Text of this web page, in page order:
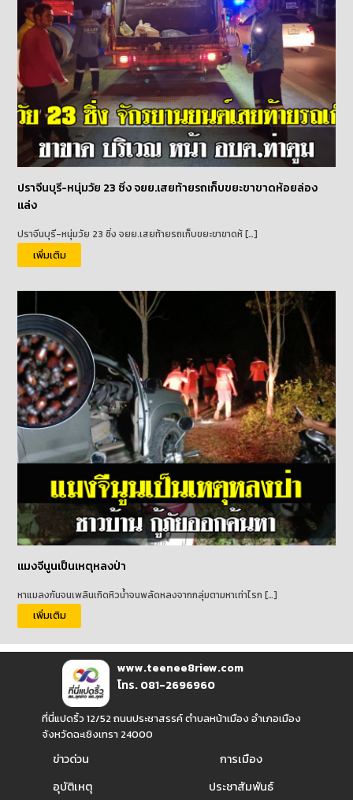
ปราจีนบุรี-หนุ่มวัย 23 ซิ่ง จยย.เสยท้ายรถเก็บขยะขาขาดห้อยล่อง
แล่ง
ปราจีนบุรี-หนุ่มวัย 23 ซิ่ง จยย.เสยท้ายรถเก็บขยะขาขาดห้ […]
เพิ่มเติม
แมงจีนูนเป็นเหตุหลงป่า
หาแมลงกันจนเพลินเกิดหิวน้ำจนพลัดหลงจากกลุ่มตามหาเท่าไรก […]
เพิ่มเติม
www.teenee8riew.com
โทร. 081-2696960
ที่นี่แปดริ้ว 12/52 ถนนประชาสรรค์ ตำบลหน้าเมือง อำเภอเมือง
จังหวัดฉะเชิงเทรา 24000
ข่าวด่วน
อุบัติเหตุ
การเมือง
ประชาสัมพันธ์